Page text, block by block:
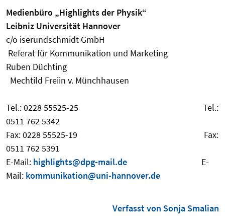
Medienbüro „Highlights der Physik“
Leibniz Universität Hannover
c/o iserundschmidt GmbH
Referat für Kommunikation und Marketing
Ruben Düchting
Mechtild Freiin v. Münchhausen
Tel.: 0228 55525-25 Tel.:
0511 762 5342
Fax: 0228 55525-19 Fax:
0511 762 5391
E-Mail: highlights@dpg-mail.de
E-
Mail: kommunikation@uni-hannover.de
Verfasst von Sonja Smalian